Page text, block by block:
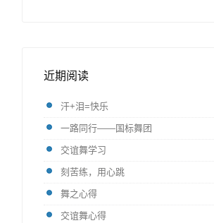
近期阅读
汗+泪=快乐
一路同行——国标舞团
交谊舞学习
刻苦练，用心跳
舞之心得
交谊舞心得